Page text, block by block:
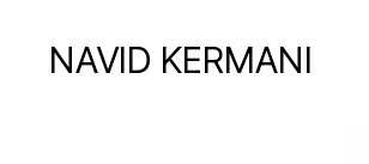
NAVID KERMANI